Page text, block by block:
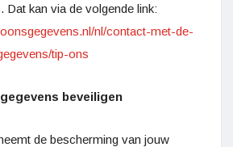
Dat kan via de volgende link:
nl/contact-met-de-
tip-ons
beveiligen
de bescherming van jouw